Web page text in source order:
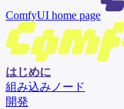
ComfyUI home page
はじめに
組み込みノード
開発